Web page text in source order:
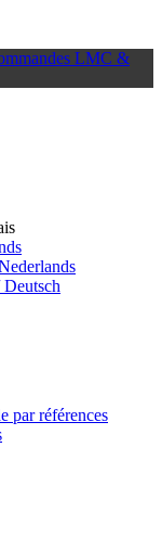
LMC &
par références